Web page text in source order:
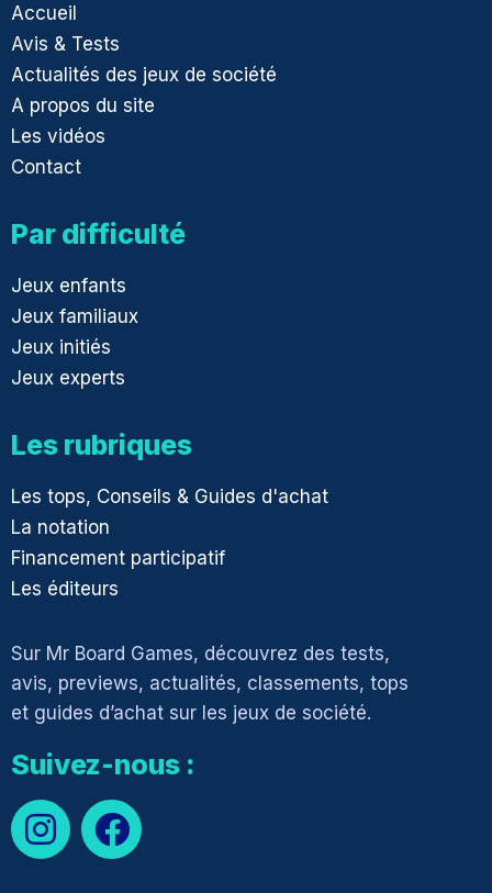
Accueil
Avis & Tests
Actualités des jeux de société
A propos du site
Les vidéos
Contact
Par difficulté
Jeux enfants
Jeux familiaux
Jeux initiés
Jeux experts
Les rubriques
Les tops, Conseils & Guides d'achat
La notation
Financement participatif
Les éditeurs
Sur Mr Board Games, découvrez des tests,
avis, previews, actualités, classements, tops
et guides d’achat sur les jeux de société.
Suivez-nous :